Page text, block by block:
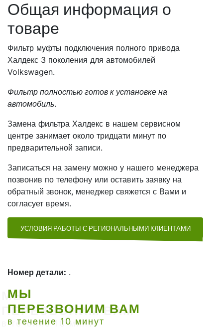
Общая информация о
товаре
Фильтр муфты подключения полного привода
Халдекс 3 поколения для автомобилей
Volkswagen.
Фильтр полностью готов к установке на
автомобиль.
Замена фильтра Халдекс в нашем сервисном
центре занимает около тридцати минут по
предварительной записи.
Записаться на замену можно у нашего менеджера
позвонив по телефону или оставить заявку на
обратный звонок, менеджер свяжется с Вами и
согласует время.
УСЛОВИЯ РАБОТЫ С РЕГИОНАЛЬНЫМИ КЛИЕНТАМИ
Номер детали: .
МЫ
ПЕРЕЗВОНИМ ВАМ
в течение 10 минут